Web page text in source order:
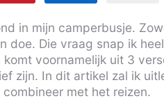
in mijn camperbusje.
doe. Die vraag snap ik
voornamelijk uit 3
zijn. In dit artikel zal ik
met het reizen.